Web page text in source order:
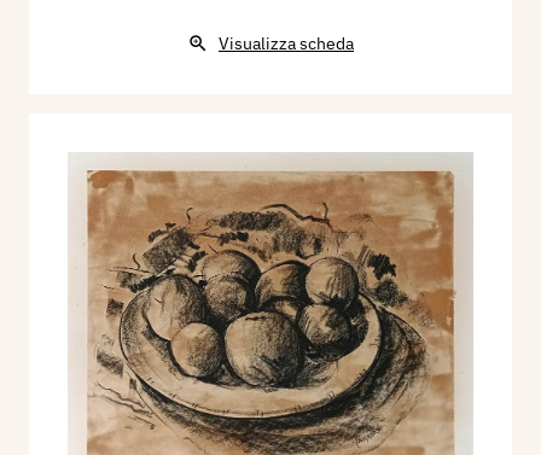
Visualizza scheda